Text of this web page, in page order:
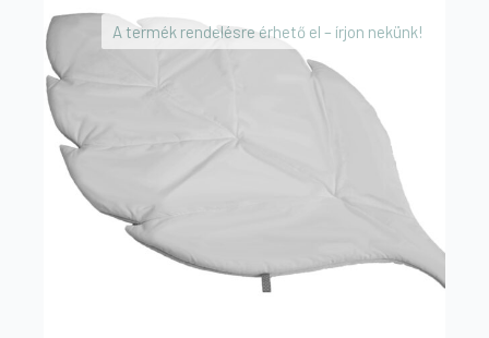
A termék rendelésre érhető el – írjon nekünk!